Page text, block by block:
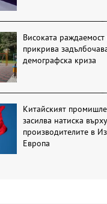
Високата раждаемост
прикрива
демографска криза
Китайският
засилва натиска върху
производителите в
Европа